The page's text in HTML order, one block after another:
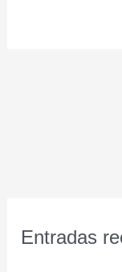
Entradas